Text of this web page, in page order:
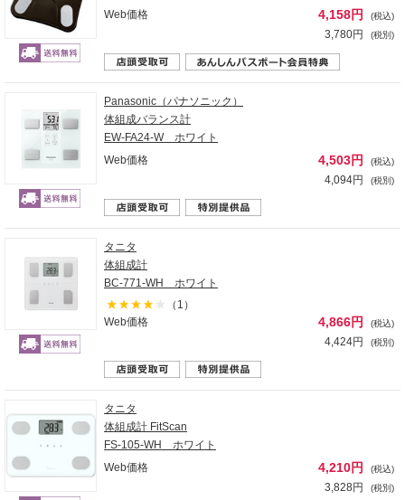
Web価格
4,158円 (税込)
3,780円 (税別)
Panasonic（パナソニック）
体組成バランス計
EW-FA24-W ホワイト
Web価格
4,503円 (税込)
4,094円 (税別)
タニタ
体組成計
BC-771-WH ホワイト
（1）
Web価格
4,866円 (税込)
4,424円 (税別)
タニタ
体組成計 FitScan
FS-105-WH ホワイト
Web価格
4,210円 (税込)
3,828円 (税別)